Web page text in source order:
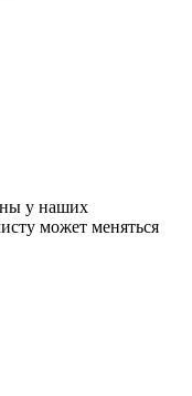
у наших
может меняться